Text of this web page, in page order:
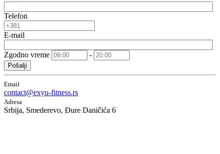
Telefon
E-mail
Zgodno vreme -
Pošalji
Email
contact@exyu-fitness.rs
Adresa
Srbija, Smederevo, Đure Daničića 6